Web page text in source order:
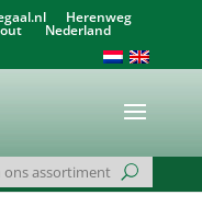
Herenweg
Nederland